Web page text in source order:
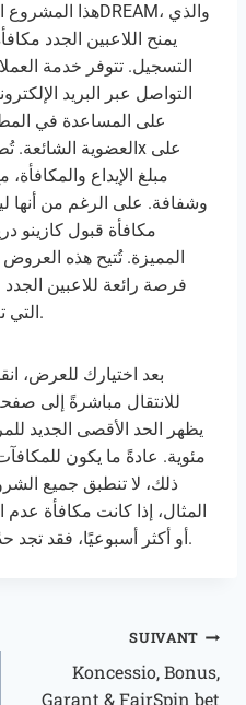
التسجيل. تتوفر خدمة
التواصل عبر البريد
على المساعدة في
مبلغ الإيداع
وشفافة. على الرغم من أنها
مكافأة قبول كازينو
المميزة. تُتيح هذه العروض
فرصة رائعة للاعبين
التي تعتمد على المراهنات المباشرة.
بعد اختيارك للعرض،
للانتقال مباشرةً إلى
يظهر الحد الأقصى الجديد
مئوية. عادةً ما يكون
ذلك، لا تنطبق جميع
أو أكثر أسبوعيًا، فقد تجد حدًا أدنى للمراهنة في أيام أخرى.
SUIVANT
Koncessio, Bonus,
Garant & FairSpin bet